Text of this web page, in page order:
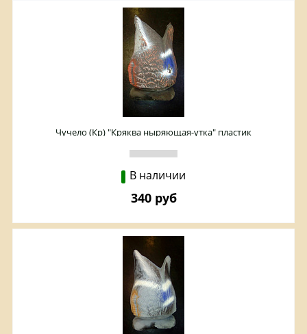
Чучело (Кр) "Кряква ныряющая-утка" пластик
В наличии
340 руб